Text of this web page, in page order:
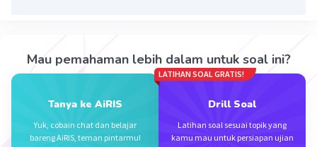
Mau pemahaman lebih dalam untuk soal ini?
Tanya ke AiRIS
Yuk, cobain chat dan belajar
bareng AiRIS, teman pintarmu!
LATIHAN SOAL GRATIS!
Drill Soal
Latihan soal sesuai topik yang
kamu mau untuk persiapan ujian